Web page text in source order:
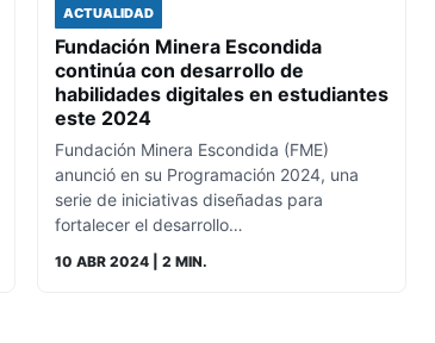
ACTUALIDAD
Fundación Minera Escondida
continúa con desarrollo de
habilidades digitales en estudiantes
este 2024
Fundación Minera Escondida (FME)
anunció en su Programación 2024, una
serie de iniciativas diseñadas para
fortalecer el desarrollo…
10 ABR 2024| 2 MIN.